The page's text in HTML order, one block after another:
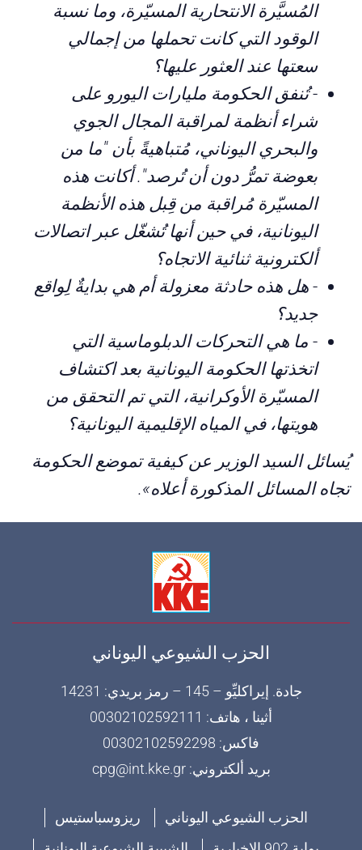
المُسيَّرة الانتحارية المسيّرة، وما نسبة
الوقود التي كانت تحملها من إجمالي
سعتها عند العثور عليها؟
-تُنفق الحكومة مليارات اليورو على
شراء أنظمة لمراقبة المجال الجوي
والبحري اليوناني، مُتباهيةً بأن"ما من
بعوضة تمرُّ دون أن تُرصد". أكانت هذه
المسيّرة مُراقبة من قِبل هذه الأنظمة
اليونانية، في حين أنها تُشغّل عبر اتصالات
ألكترونية ثنائية الاتجاه؟
- هل هذه حادثة معزولة أم هي بدايةٌ لِواقع
جديد؟
- ما هي التحركات الدبلوماسية التي
اتخذتها الحكومة اليونانية بعد اكتشاف
المسيّرة الأوكرانية، التي تم التحقق من
هويتها، في المياه الإقليمية اليونانية؟
يُسائل السيد الوزير عن كيفية تموضع الحكومة
تجاه المسائل المذكورة أعلاه».
الحزب الشيوعي اليوناني
جادة. إيراكليِّو – 145 – رمز بريدي: 14231
أثينا ، هاتف: 00302102592111
فاكس: 00302102592298
بريد ألكتروني: cpg@int.kke.gr
الحزب الشيوعي اليوناني
ريزوسباستيس